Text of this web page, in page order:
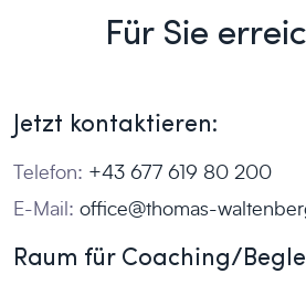
Für Sie
Jetzt kontaktieren:
Telefon: +43 677 619 80 200
E-Mail:
Raum für Coaching/